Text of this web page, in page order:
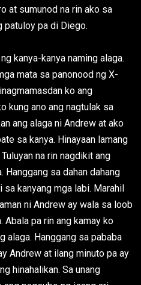
at sumunod na rin ako sa
patuloy pa di Diego.
kanya-kanya naming alaga.
mata sa panonood ng X-
ko ang
kung ano ang nagtulak sa
ang alaga ni Andrew at ako
sa kanya. Hinayaan lamang
na rin nagdikit ang
Hanggang sa dahan dahang
kanyang mga labi. Marahil
ni Andrew ay wala sa loob
Abala pa rin ang kamay ko
alaga. Hanggang sa pababa
Andrew at ilang minuto pa ay
hinahalikan. Sa unang